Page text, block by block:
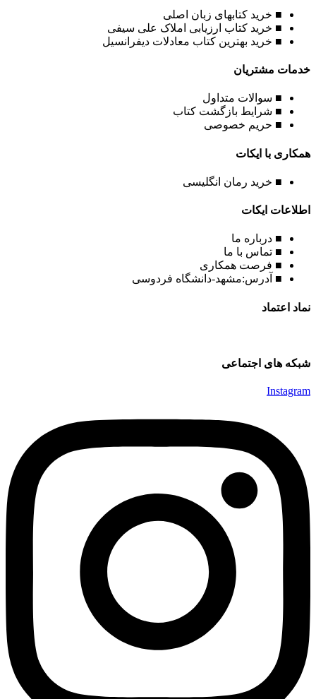
■ خرید کتابهای زبان اصلی
■ خرید کتاب ارزیابی املاک علی سیفی
■ خرید بهترین کتاب معادلات دیفرانسیل
خدمات مشتریان
■ سوالات متداول
■ شرایط بازگشت کتاب
■ حریم خصوصی
همکاری با ایکات
■ خرید رمان انگلیسی
اطلاعات ایکات
■ درباره ما
■ تماس با ما
■ فرصت همکاری
■ آدرس:مشهد-دانشگاه فردوسی
نماد اعتماد
شبکه های اجتماعی
Instagram